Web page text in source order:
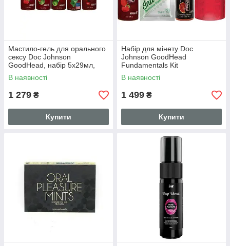
Мастило-гель для орального
сексу Doc Johnson
GoodHead, набір 5х29мл,
полуниця, вишня, кавун,
м'ята, яблуко
В наявності
1 279 ₴
Купити
Набір для мінету Doc
Johnson GoodHead
Fundamentals Kit
В наявності
1 499 ₴
Купити